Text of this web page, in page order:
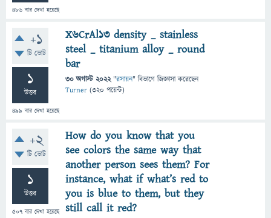
486 বার দেখা হয়েছে
+1
টি ভোট
1
উত্তর
499 বার দেখা হয়েছে
X6CrAl13 density _ stainless
steel _ titanium alloy _ round
bar
30 অগাস্ট 2022 "রসায়ন" বিভাগে জিজ্ঞাসাকরেছেন
Turner (320 পয়েন্ট)
+2
টি ভোট
1
উত্তর
507 বার দেখা হয়েছে
How do you know that you
see colors the same way that
another person sees them? For
instance, what if what’s red to
you is blue to them, but they
still call it red?